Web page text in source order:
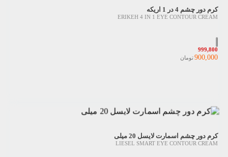
کرم دور چشم 4 در 1 اریکه
ERIKEH 4 IN 1 EYE CONTOUR CREAM
999,800
900,000تومان
کرم دور چشم اسمارت لایسل 20 میلی
LIESEL SMART EYE CONTOUR CREAM